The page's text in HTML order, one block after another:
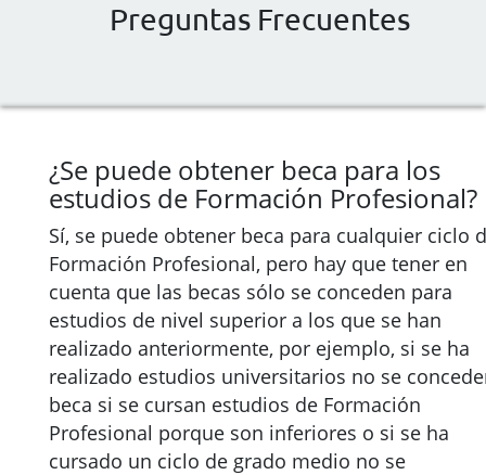
Preguntas Frecuentes
¿Se puede obtener beca para los
estudios de Formación Profesional?
Sí, se puede obtener beca para cualquier ciclo
Formación Profesional, pero hay que tener en
cuenta que las becas sólo se conceden para
estudios de nivel superior a los que se han
realizado anteriormente, por ejemplo, si se ha
realizado estudios universitarios no se
beca si se cursan estudios de Formación
Profesional porque son inferiores o si se ha
cursado un ciclo de grado medio no se